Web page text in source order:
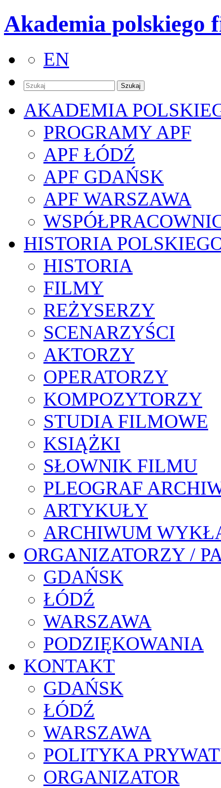
Akademia polskiego
EN
AKADEMIA
PROGRAMY APF
APF ŁÓDŹ
APF GDAŃSK
APF WARSZAWA
HISTORIA
HISTORIA
FILMY
REŻYSERZY
SCENARZYŚCI
AKTORZY
OPERATORZY
KOMPOZYTORZY
STUDIA FILMOWE
KSIĄŻKI
SŁOWNIK FILMU
PLEOGRAF
ARTYKUŁY
ARCHIWUM
ORGANIZATORZY /
GDAŃSK
ŁÓDŹ
WARSZAWA
PODZIĘKOWANIA
KONTAKT
GDAŃSK
ŁÓDŹ
WARSZAWA
POLITYKA
ORGANIZATOR